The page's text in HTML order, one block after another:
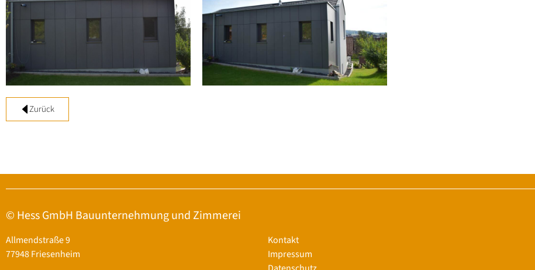
Zurück
© Hess GmbH Bauunternehmung und Zimmerei
Allmendstraße 9
77948 Friesenheim
Kontakt
Impressum